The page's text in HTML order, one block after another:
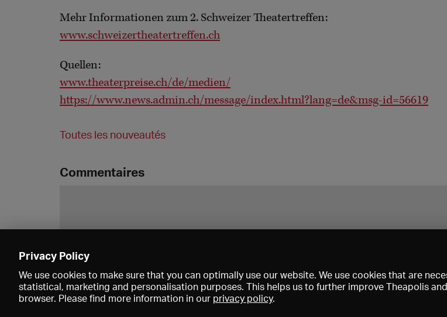
Mehr Informationen zum 2. Schweizer Theatertreffen:
www.schweizertheatertreffen.ch
Quellen:
www.theaterpreise.ch/de/medien/
https://www.news.admin.ch/message/index.html?lang=de&msg-id=56619
Toutes les nouveautés
Commentaires
Privacy Policy
We use cookies to make sure that you can optimally use our website. We use cookies that are
statistical, marketing and personalisation purposes. This helps us to further improve Theapolis
browser. Please find more information in our privacy policy.